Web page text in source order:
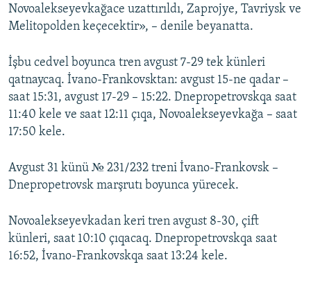
Novoalekseyevkağace uzattırıldı, Zaprojye, Tavriysk ve
Melitopolden keçecektir», – denile beyanatta.
İşbu cedvel boyunca tren avgust 7-29 tek künleri
qatnaycaq. İvano-Frankovsktan: avgust 15-ne qadar –
saat 15:31, avgust 17-29 – 15:22. Dnepropetrovskqa saat
11:40 kele ve saat 12:11 çıqa, Novoalekseyevkağa – saat
17:50 kele.
Avgust 31 künü № 231/232 treni İvano-Frankovsk –
Dnepropetrovsk marşrutı boyunca yürecek.
Novoalekseyevkadan keri tren avgust 8-30, çift
künleri, saat 10:10 çıqacaq. Dnepropetrovskqa saat
16:52, İvano-Frankovskqa saat 13:24 kele.